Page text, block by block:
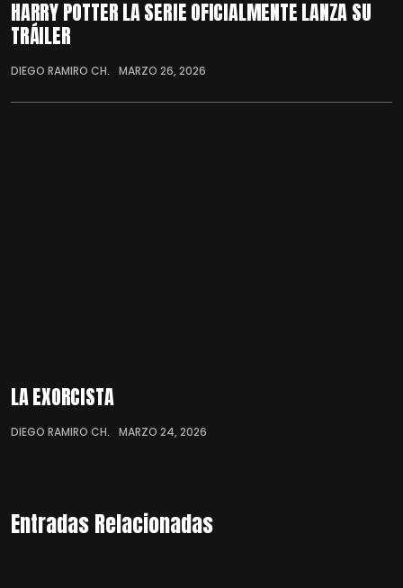
HARRY POTTER LA SERIE OFICIALMENTE LANZA SU
TRÁILER
DIEGO RAMIRO CH. MARZO 26, 2026
LA EXORCISTA
DIEGO RAMIRO CH. MARZO 24, 2026
Entradas Relacionadas